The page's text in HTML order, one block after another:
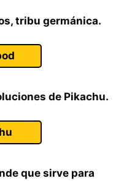
tribu germánica.
de Pikachu.
que sirve para